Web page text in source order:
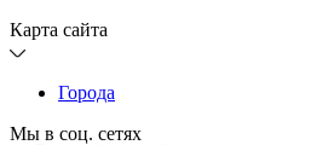
Карта сайта
Города
Мы в соц. сетях